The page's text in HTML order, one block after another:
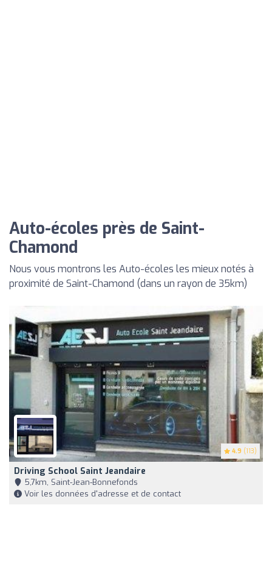
Auto-écoles près de Saint-
Chamond
Nous vous montrons les Auto-écoles les mieux notés à
proximité de Saint-Chamond (dans un rayon de 35km)
4.9 (113)
Driving School Saint Jeandaire
5,7km, Saint-Jean-Bonnefonds
Voir les données d'adresse et de contact